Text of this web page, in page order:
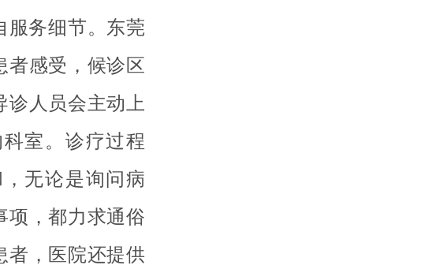
服务细节。东莞
者感受，候诊区
诊人员会主动上
室。诊疗过程
无论是询问病
项，都力求通俗
者，医院还提供